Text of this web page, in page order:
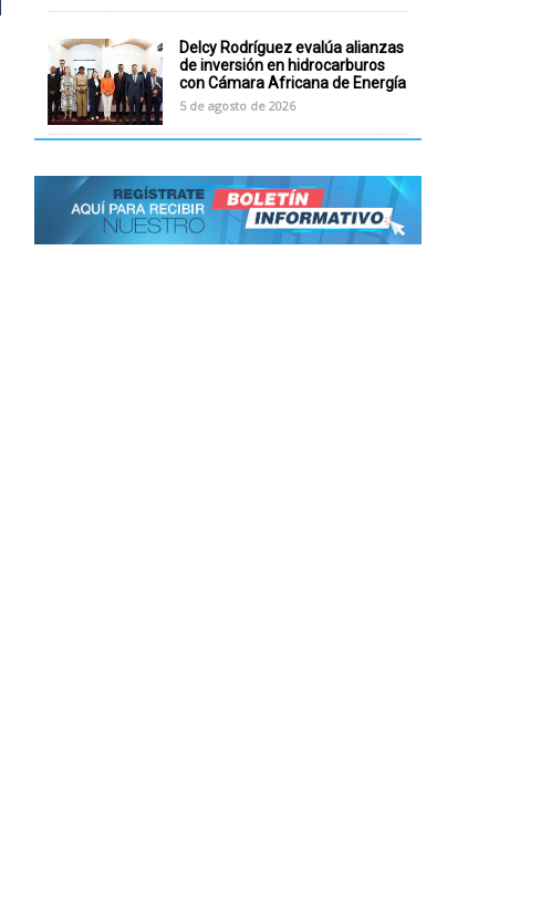
Delcy Rodríguez evalúa alianzas
de inversión en hidrocarburos
con Cámara Africana de Energía
5 de agosto de 2026